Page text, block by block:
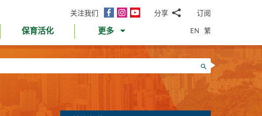
关注我们
面
InstagramYouTube分享
邮WhatsApp
微
信
面
书Twitter
LinkedIn
微
订阅
保育活化 更多 EN 繁
搜寻